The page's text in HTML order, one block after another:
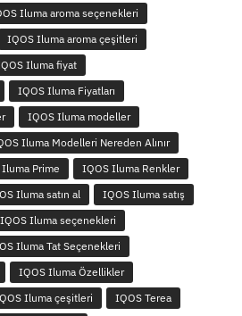
Iluma aroma seçenekleri
IQOS Iluma aroma çeşitleri
Iluma fiyat
IQOS Iluma Fiyatları
IQOS Iluma modeller
Iluma Modelleri Nereden Alınır
Prime
IQOS Iluma Renkler
Iluma satın al
IQOS Iluma satış
IQOS Iluma seçenekleri
Iluma Tat Seçenekleri
IQOS Iluma Özellikler
Iluma çeşitleri
IQOS Terea